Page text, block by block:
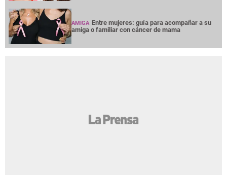
AMIGA Entre mujeres: guía para acompañar a su
amiga o familiar con cáncer de mama